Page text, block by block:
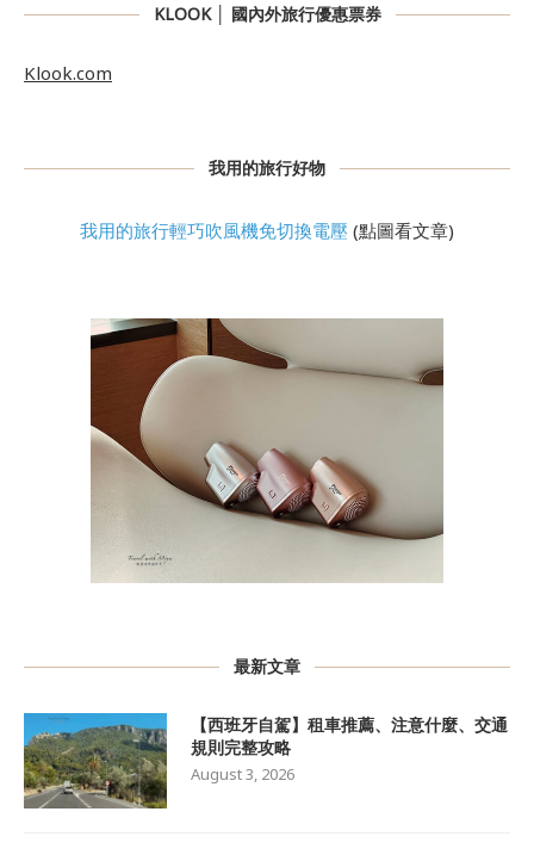
KLOOK │ 國內外旅行優惠票券
Klook.com
我用的旅行好物
我用的旅行輕巧吹風機免切換電壓 (點圖看文章)
最新文章
【西班牙自駕】租車推薦、注意什麼、交通
規則完整攻略
August 3, 2026